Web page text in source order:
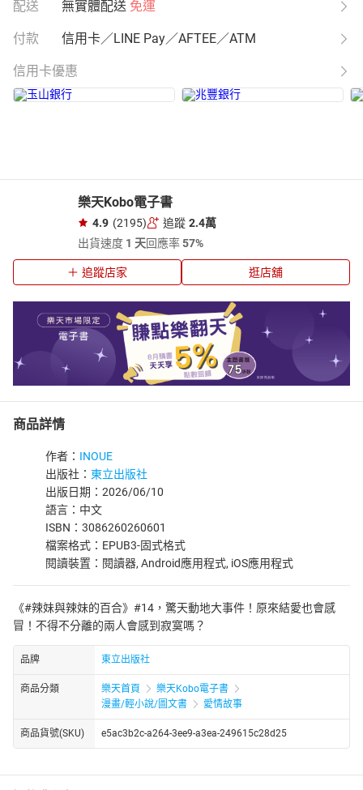
配送 無實體配送 免運
付款 信用卡／LINE Pay／AFTEE／ATM
信用卡優惠
樂天Kobo電子書
4.9 (2195) 追蹤 2.4萬
出貨速度 1 天回應率57%
追蹤店家 逛店舖
商品詳情
作者： INOUE
出版社： 東立出版社
出版日期：2026/06/10
語言：中文
ISBN：3086260260601
檔案格式：EPUB3-固式格式
閱讀裝置：閱讀器, Android應用程式, iOS應用程式
《#辣妹與辣妹的百合》#14，驚天動地大事件！原來結愛也會感
冒！不得不分離的兩人會感到寂寞嗎？
品牌 東立出版社
商品分類 樂天首頁
樂天Kobo電子書
漫畫/輕小說/圖文書
愛情故事
商品貨號(SKU) e5ac3b2c-a264-3ee9-a3ea-249615c28d25